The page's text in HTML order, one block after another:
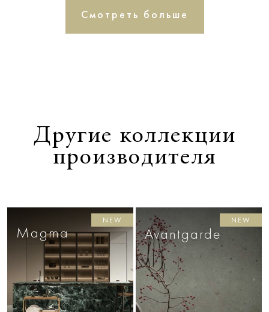
Смотреть больше
Другие коллекции
производителя
Magma
NEW
Avantgarde
NEW